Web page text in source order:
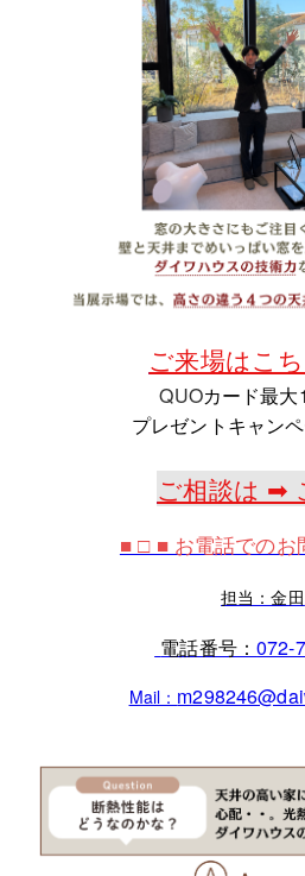
ご来場はこ
QUOカード最大
プレゼントキャン
ご相談は ➡
■ □ ■ お電話での
担当：金田
電話番号：
Mail：